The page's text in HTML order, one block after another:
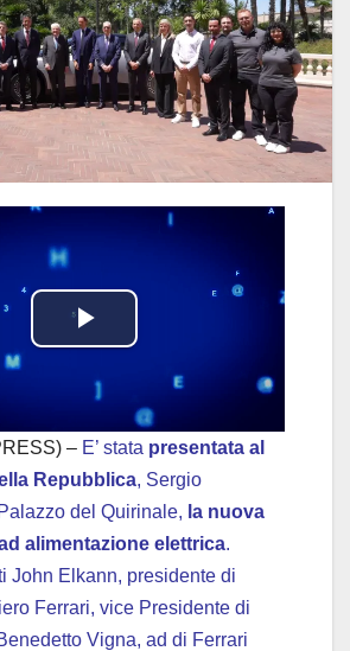
P
l
a
y
V
i
– E’ stata presentata al
Repubblica, Sergio
del Quirinale, la nuova
alimentazione elettrica.
John Elkann, presidente di
Ferrari, vice Presidente di
Vigna, ad di Ferrari